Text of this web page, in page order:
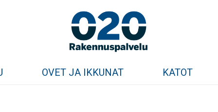
OVET JA IKKUNAT KATOT